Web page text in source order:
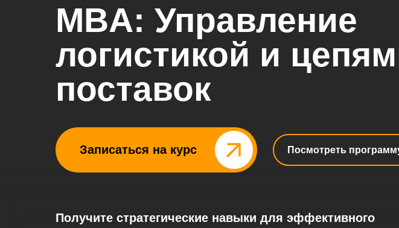
MBA: Управление
логистикой и
поставок
Посмотреть
Получите стратегические навыки для эффективного
Записаться на курс⠀⠀⠀⠀